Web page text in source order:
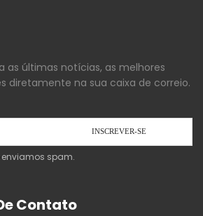
as últimas notícias, as melhores
diretamente na sua caixa de correio.
enviamos spam.
Contato